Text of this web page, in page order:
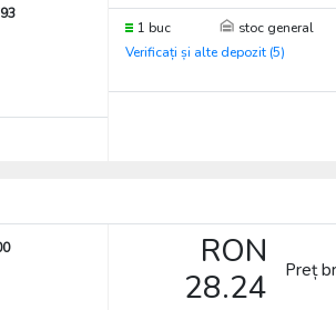
1 buc stoc general
Verificați și alte depozit (5)
RON
28.24
Preț